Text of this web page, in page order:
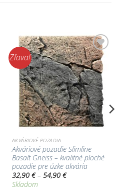
Zľava!
Pridať do
zoznamu
obľúbených!
AKVÁRIOVÉ POZADIA
Akváriové pozadie Slimline
Basalt Gneiss – kvalitné ploché
pozadie pre úzke akvária
32,90 € – 54,90 €Price
range:
Skladom